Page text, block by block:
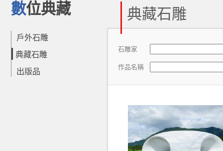
數位典藏
戶外石雕
典藏石雕
出版品
典藏石雕
石雕家
作品名稱